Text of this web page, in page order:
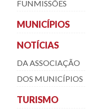
FUNMISSÕES
MUNICÍPIOS
NOTÍCIAS
DA ASSOCIAÇÃO
DOS MUNICÍPIOS
TURISMO